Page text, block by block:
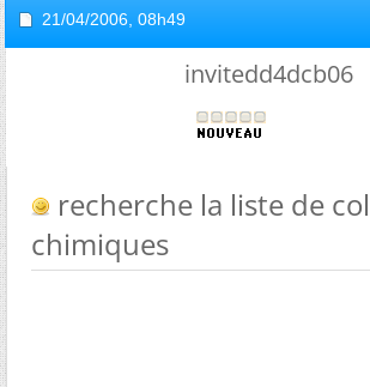
21/04/2006, 08h49
invitedd4dcb06
recherche la liste de
chimiques